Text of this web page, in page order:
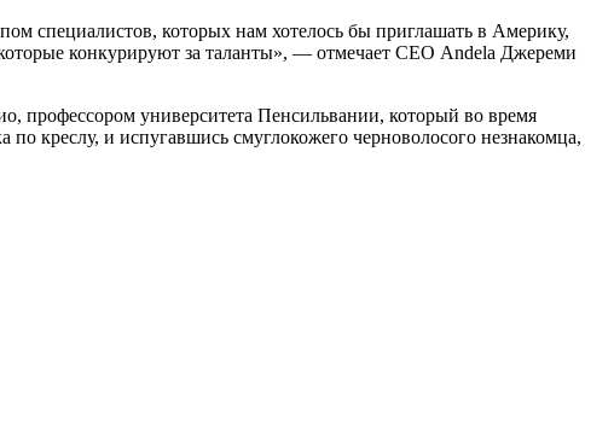
специалистов, которых нам хотелось бы приглашать в Америку,
конкурируют за таланты», — отмечает CEO Andela Джереми
профессором университета Пенсильвании, который во время
креслу, и испугавшись смуглокожего черноволосого незнакомца,